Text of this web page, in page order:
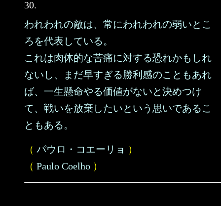
30.
われわれの敵は、常にわれわれの弱いとこ
ろを代表している。
これは肉体的な苦痛に対する恐れかもしれ
ないし、まだ早すぎる勝利感のこともあれ
ば、一生懸命やる価値がないと決めつけ
て、戦いを放棄したいという思いであるこ
ともある。
（ パウロ・コエーリョ ）
（ Paulo Coelho ）